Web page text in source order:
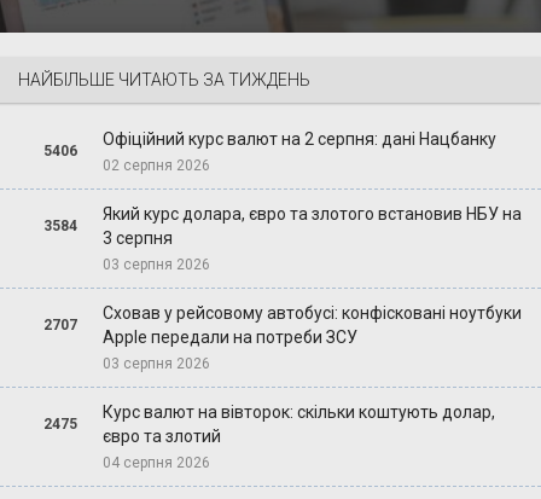
НАЙБІЛЬШЕ ЧИТАЮТЬ ЗА ТИЖДЕНЬ
5406
Офіційний курс валют на 2 серпня: дані Нацбанку
02 серпня 2026
3584
Який курс долара, євро та злотого встановив НБУ на
3 серпня
03 серпня 2026
2707
Сховав у рейсовому автобусі: конфісковані ноутбуки
Apple передали на потреби ЗСУ
03 серпня 2026
2475
Курс валют на вівторок: скільки коштують долар,
євро та злотий
04 серпня 2026